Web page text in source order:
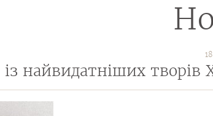
найвидатніших